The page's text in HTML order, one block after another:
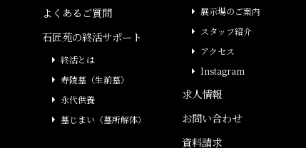
よくあるご質問
石匠苑の終活サポート
終活とは
寿陵墓（生前墓）
永代供養
墓じまい（墓所解体）
展示場のご案内
スタッフ紹介
アクセス
Instagram
求人情報
お問い合わせ
資料請求